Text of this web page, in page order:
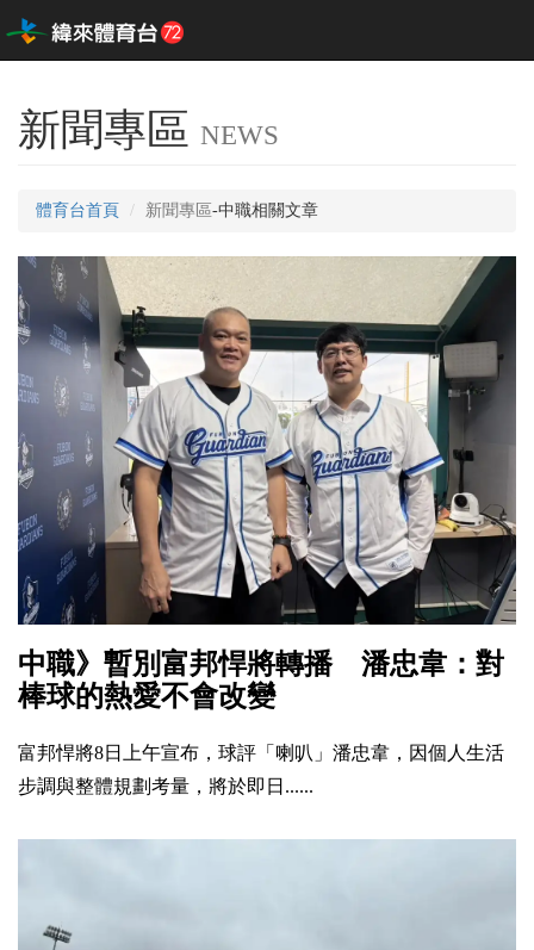
新聞專區 NEWS
體育台首頁 新聞專區-中職相關文章
中職》暫別富邦悍將轉播 潘忠韋：對
棒球的熱愛不會改變
富邦悍將8日上午宣布，球評「喇叭」潘忠韋，因個人生活
步調與整體規劃考量，將於即日......